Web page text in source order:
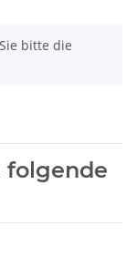
bitte die
folgende